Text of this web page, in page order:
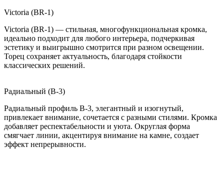
Victoria (BR-1)
Victoria (BR-1) — стильная, многофункциональная кромка,
идеально подходит для любого интерьера, подчеркивая
эстетику и выигрышно смотрится при разном освещении.
Торец сохраняет актуальность, благодаря стойкости
классических решений.
Радиальный (B-3)
Радиальный профиль B-3, элегантный и изогнутый,
привлекает внимание, сочетается с разными стилями. Кромка
добавляет респектабельности и уюта. Округлая форма
смягчает линии, акцентируя внимание на камне, создает
эффект непрерывности.